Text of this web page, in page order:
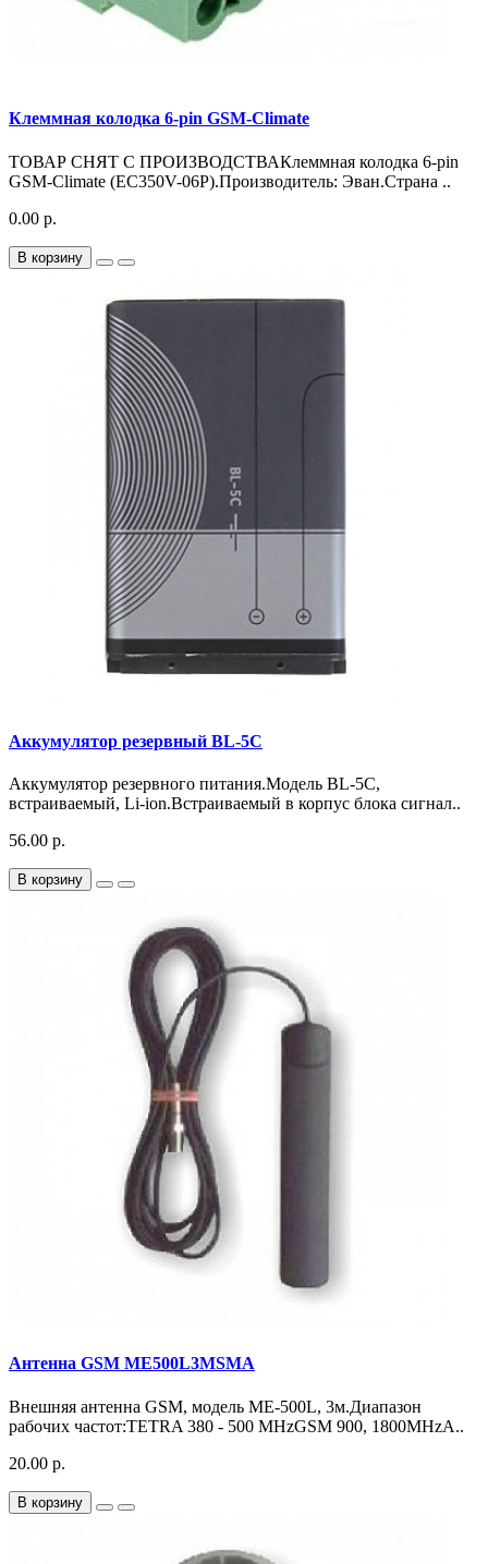
Клеммная колодка 6-pin GSM-Climate
ТОВАР СНЯТ С ПРОИЗВОДСТВАКлеммная колодка 6-pin
GSM-Climate (EC350V-06P).Производитель: Эван.Страна ..
0.00 р.
В корзину
Аккумулятор резервный BL-5C
Аккумулятор резервного питания.Модель BL‑5C,
встраиваемый, Li-ion.Встраиваемый в корпус блока сигнал..
56.00 р.
В корзину
Антенна GSM ME500L3MSMA
Внешняя антенна GSM, модель ME-500L, 3м.Диапазон
рабочих частот:TETRA 380 - 500 MHzGSM 900, 1800MHzA..
20.00 р.
В корзину